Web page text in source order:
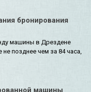
бронирования
машины в Дрездене
позднее чем за 84 часа,
машины